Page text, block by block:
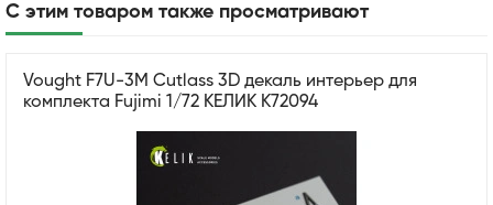
С этим товаром также просматривают
Vought F7U-3M Cutlass 3D декаль интерьер для
комплекта Fujimi 1/72 КЕЛИК K72094